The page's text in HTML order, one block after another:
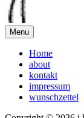
Menu
Home
about
kontakt
impressum
wunschzettel